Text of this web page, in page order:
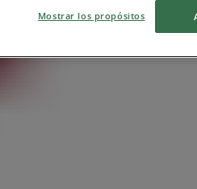
Mostrar los propósitos